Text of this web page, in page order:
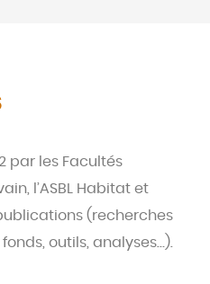
par les Facultés
l’ASBL Habitat et
(recherches
outils, analyses…).